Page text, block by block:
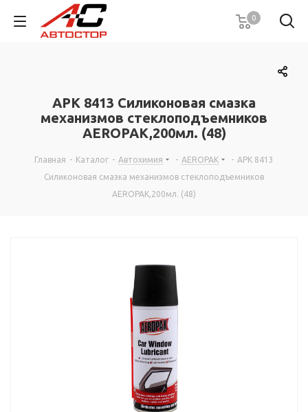
0
APK 8413 Силиконовая смазка
механизмов стеклоподъемников
AEROPAK,200мл. (48)
Главная - Каталог - Автохимия - AEROPAK - APK 8413
Силиконовая смазка механизмов стеклоподъемников
AEROPAK,200мл. (48)